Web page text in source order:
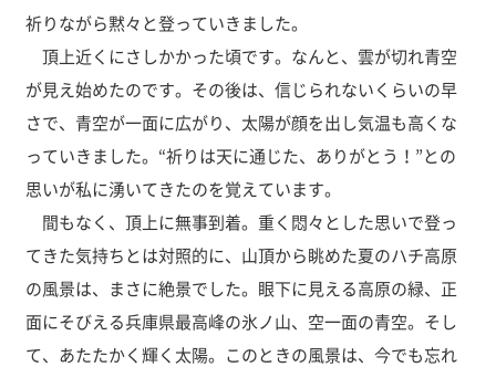
祈りながら黙々と登っていきました。
頂上近くにさしかかった頃です。なんと、雲が切れ青空
が見え始めたのです。その後は、信じられないくらいの早
さで、青空が一面に広がり、太陽が顔を出し気温も高くな
っていきました。“祈りは天に通じた、ありがとう！”との
思いが私に湧いてきたのを覚えています。
間もなく、頂上に無事到着。重く悶々とした思いで登っ
てきた気持ちとは対照的に、山頂から眺めた夏のハチ高原
の風景は、まさに絶景でした。眼下に見える高原の緑、正
面にそびえる兵庫県最高峰の氷ノ山、空一面の青空。そし
て、あたたかく輝く太陽。このときの風景は、今でも忘れ